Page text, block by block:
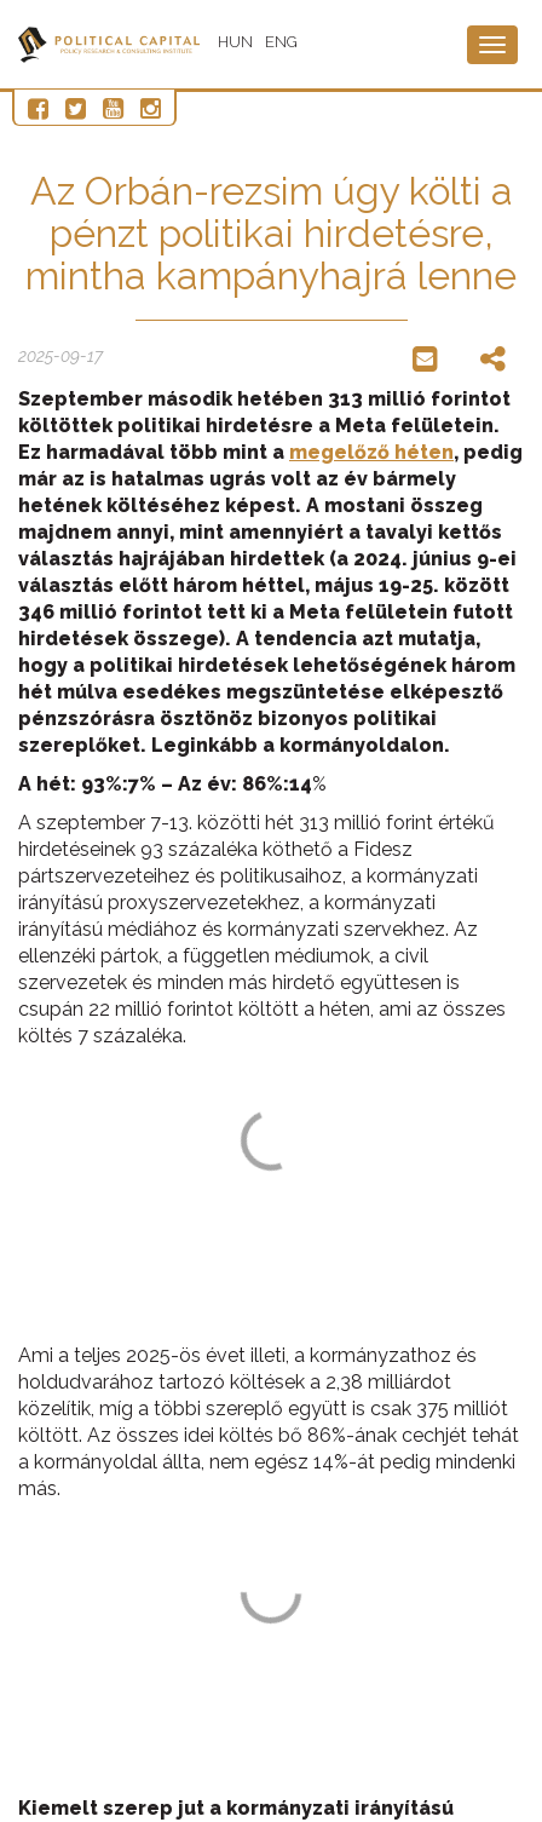
HUN ENG
Az Orbán-rezsim úgy költi a
pénzt politikai hirdetésre,
mintha kampányhajrá lenne
2025-09-17
Szeptember második hetében 313 millió forintot
költöttek politikai hirdetésre a Meta felületein.
Ez harmadával több mint a megelőző héten, pedig
már az is hatalmas ugrás volt az év bármely
hetének költéséhez képest. A mostani összeg
majdnem annyi, mint amennyiért a tavalyi kettős
választás hajrájában hirdettek(a 2024. június 9-ei
választás előtt három héttel, május 19-25. között
346 millió forintot tett ki a Meta felületein futott
hirdetések összege). A tendencia azt mutatja,
hogy a politikai hirdetések lehetőségének három
hét múlva esedékes megszüntetése elképesztő
pénzszórásra ösztönöz bizonyos politikai
szereplőket. Leginkább a kormányoldalon.
A hét: 93%:7% – Az év: 86%:14%
A szeptember 7-13. közötti hét 313 millió forint értékű
hirdetéseinek 93 százaléka köthető a Fidesz
pártszervezeteihez és politikusaihoz, a kormányzati
irányítású proxyszervezetekhez, a kormányzati
irányítású médiához és kormányzati szervekhez. Az
ellenzéki pártok, a független médiumok, a civil
szervezetek és minden más hirdető együttesen is
csupán 22 millió forintot költött a héten, ami az összes
költés 7 százaléka.
Ami a teljes 2025-ös évet illeti, a kormányzathoz és
holdudvarához tartozó költések a 2,38 milliárdot
közelítik, míg a többi szereplő együtt is csak 375 milliót
költött. Az összes idei költés bő 86%-ának cechjét tehát
a kormányoldal állta, nem egész 14%-át pedig mindenki
más.
Kiemelt szerep jut a kormányzati irányítású